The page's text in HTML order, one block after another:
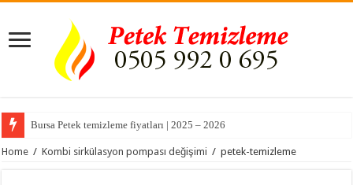
Bursa Petek temizleme fiyatları | 2025 – 2026
Home / Kombi sirkülasyon pompası değişimi / petek-temizleme